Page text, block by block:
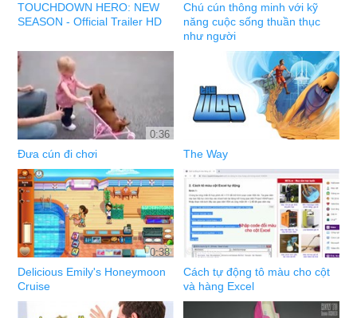
TOUCHDOWN HERO: NEW
SEASON - Official Trailer HD
Chú cún thông minh với kỹ
năng cuộc sống thuần thục
như người
0:36
Đưa cún đi chơi The Way
0:38
Delicious Emily's Honeymoon
Cruise
Cách tự động tô màu cho cột
và hàng Excel